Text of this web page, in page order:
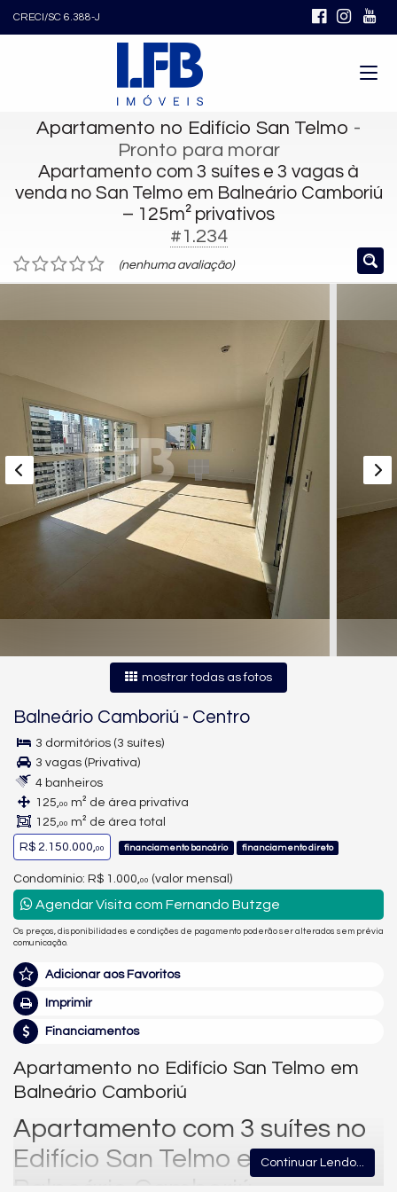
CRECI/SC 6.388-J
Apartamento no Edifício San Telmo -
Pronto para morar
Apartamento com 3 suítes e 3 vagas à
venda no San Telmo em Balneário Camboriú
– 125m² privativos
#1.234
(nenhuma avaliação)
mostrar todas as fotos
Balneário Camboriú - Centro
3 dormitórios (3 suítes)
3 vagas (Privativa)
4 banheiros
125,00 m² de área privativa
125,00 m² de área total
R$ 2.150.000,00 financiamento bancário financiamento direto
Condomínio: R$ 1.000, 00 (valor mensal)
Agendar Visita com Fernando Butzge
Os preços, disponibilidades e condições de pagamento poderão ser alterados sem prévia
comunicação.
Adicionar aos Favoritos
Imprimir
Financiamentos
Apartamento no Edifício San Telmo em
Balneário Camboriú
Apartamento com 3 suítes no
Edifício San Telmo emContinuar Lendo...